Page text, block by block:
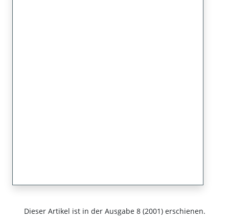
Dieser Artikel ist in der Ausgabe 8 (2001) erschienen.